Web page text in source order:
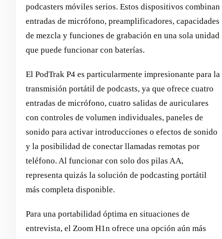
podcasters móviles serios. Estos dispositivos combinan
entradas de micrófono, preamplificadores, capacidades
de mezcla y funciones de grabación en una sola unidad
que puede funcionar con baterías.
El PodTrak P4 es particularmente impresionante para la
transmisión portátil de podcasts, ya que ofrece cuatro
entradas de micrófono, cuatro salidas de auriculares
con controles de volumen individuales, paneles de
sonido para activar introducciones o efectos de sonido
y la posibilidad de conectar llamadas remotas por
teléfono. Al funcionar con solo dos pilas AA,
representa quizás la solución de podcasting portátil
más completa disponible.
Para una portabilidad óptima en situaciones de
entrevista, el Zoom H1n ofrece una opción aún más